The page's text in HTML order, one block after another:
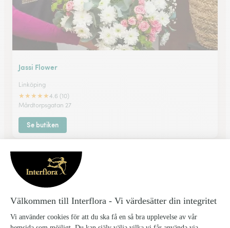
Jassi Flower
Linköping
★★★★★4.6 (10)
Mårdtorpsgatan 27
Se butiken